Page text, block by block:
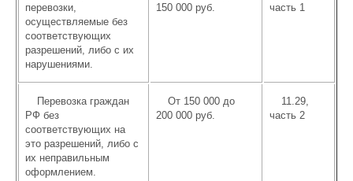
перевозки,
осуществляемые без
соответствующих
разрешений, либо с их
нарушениями.
150 000 руб.
часть 1
Перевозка граждан
РФ без
соответствующих на
это разрешений, либо с
их неправильным
оформлением.
От 150 000 до
200 000 руб.
11.29,
часть 2